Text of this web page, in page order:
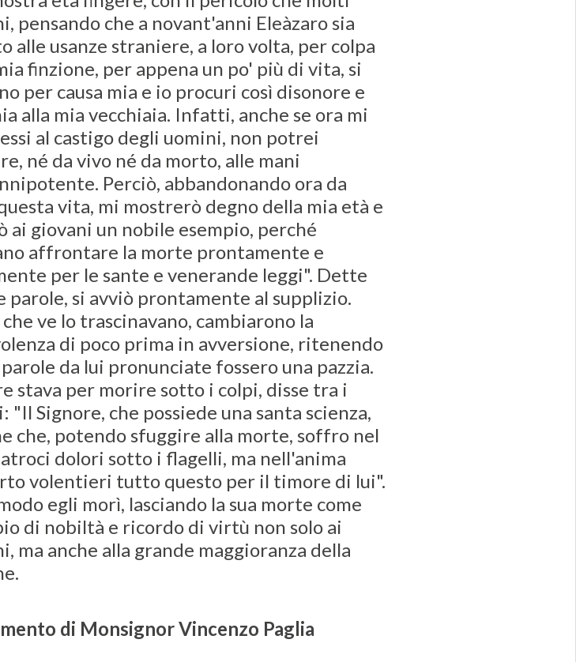
pensando che a novant'anni Eleàzaro sia
alle usanze straniere, a loro volta, per colpa
finzione, per appena un po' più di vita, si
per causa mia e io procuri così disonore e
alla mia vecchiaia. Infatti, anche se ora mi
al castigo degli uomini, non potrei
né da vivo né da morto, alle mani
Perciò, abbandonando ora da
vita, mi mostrerò degno della mia età e
ai giovani un nobile esempio, perché
affrontare la morte prontamente e
per le sante e venerande leggi". Dette
parole, si avviò prontamente al supplizio.
ve lo trascinavano, cambiarono la
di poco prima in avversione, ritenendo
da lui pronunciate fossero una pazzia.
stava per morire sotto i colpi, disse tra i
"Il Signore, che possiede una santa scienza,
che, potendo sfuggire alla morte, soffro nel
dolori sotto i flagelli, ma nell'anima
volentieri tutto questo per il timore di lui".
egli morì, lasciando la sua morte come
di nobiltà e ricordo di virtù non solo ai
ma anche alla grande maggioranza della
di Monsignor Vincenzo Paglia